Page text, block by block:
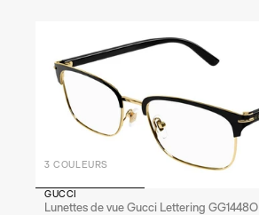
3 COULEURS
GUCCI
Lunettes de vue Gucci Lettering GG1448O